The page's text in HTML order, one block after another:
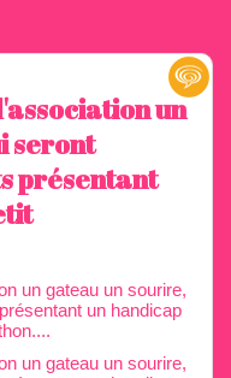
un
seront
présentant